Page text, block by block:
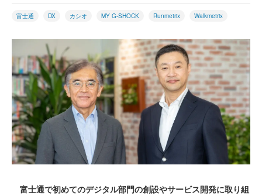
富士通 DX カシオ MY G-SHOCK Runmetrix Walkmetrix
富士通で初めてのデジタル部門の創設やサービス開発に取り組